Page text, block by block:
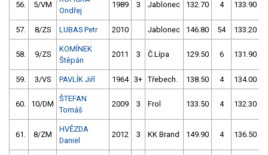
56. 5/VM
Ondřej
1989 3 Jablonec 132.70 4 133.90
57. 8/ZS LUBAS Petr 2010 Jablonec 146.80 54 133.20
58. 9/ZS
KOMÍNEK
Štěpán
2011 3 Č.Lípa 129.50 6 131.90
59. 3/VS PAVLÍK Jiří 1964 3+ Třebech. 138.50 4 134.00
60. 10/DM
ŠTEFAN
Tomáš
2009 3 Frol 133.50 4 132.30
61. 8/ZM
HVĚZDA
Daniel
2012 3 KK Brand 149.90 4 136.50